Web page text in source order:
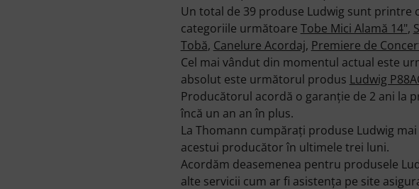
Un total de 39 produse Ludwig sunt printre
categoriile următoare Tobe Mici Alamă 14",
Tobă, Canelure Acordaj, Premiere de
Cel mai vândut din momentul actual este
absolut este următorul produs Ludwig
Producătorul acordă o garanţie de 2 ani la
încă un an an în plus.
La Thomann cumpăraţi produse Ludwig
acestui producător în ultimele trei luni.
Acordăm deasemenea pentru produsele
alte servicii cum ar fi asistenţa pe site